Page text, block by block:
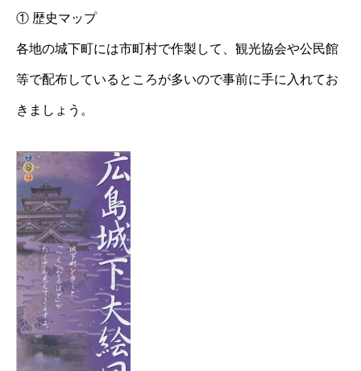
① 歴史マップ
各地の城下町には市町村で作製して、観光協会や公民館
等で配布しているところが多いので事前に手に入れてお
きましょう。